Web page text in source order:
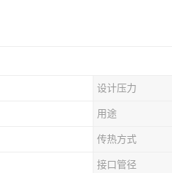
设计压力
用途
传热方式
接口管径